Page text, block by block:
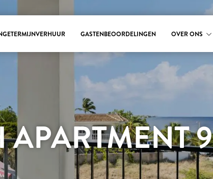
GASTENBEOORDELINGEN OVER ONS
9